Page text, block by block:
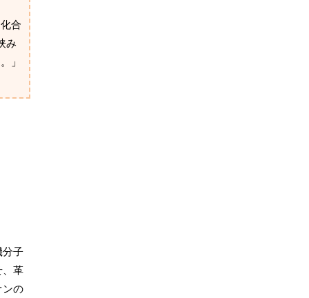
合
み
」
分子
、革
ンの